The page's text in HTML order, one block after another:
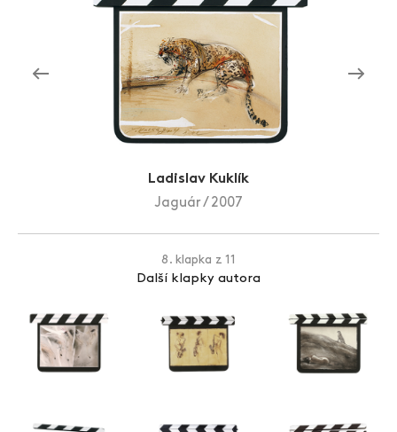
Zlín Film Festival
Ladislav Kuklík
Jaguár / 2007
8. klapka z 11
Další klapky autora